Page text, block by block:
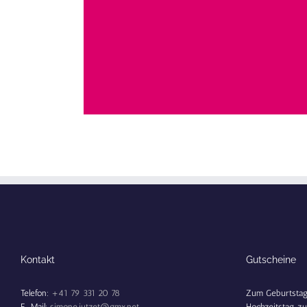
Kontakt
Telefon: +41 79 331 20 78
Gutscheine
Zum